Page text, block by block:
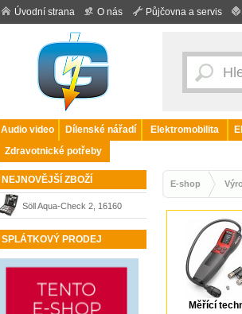
Úvodní strana O nás Půjčovna a servis
Audio video Dílenské nářadí Elektromobilita
Zdravotnické potřeby
NEJNOVĚJŠÍ ZBOŽÍ
Söll Aqua-Check 2, 16160
měřič koncentrace látek ve
SPLÁTKOVÝ PRODEJ
E-shop
Měřící